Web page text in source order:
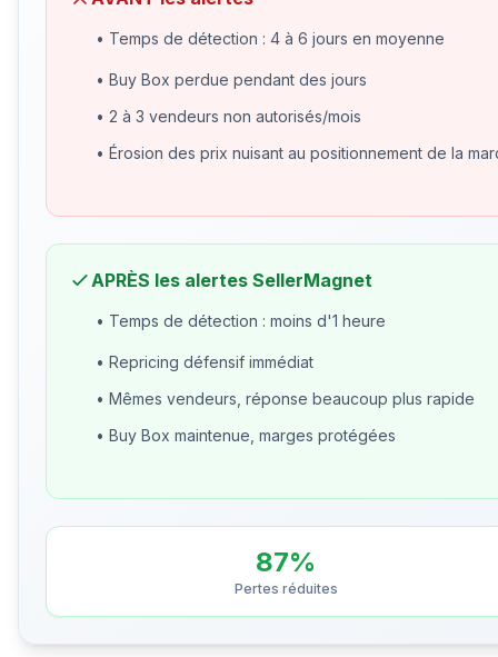
• Temps de détection : 4 à 6 jours en moyenne
• Buy Box perdue pendant des jours
• 2 à 3 vendeurs non autorisés/mois
• Érosion des prix nuisant au positionnement de la
APRÈS les alertes SellerMagnet
• Temps de détection : moins d'1 heure
• Repricing défensif immédiat
• Mêmes vendeurs, réponse beaucoup plus rapide
• Buy Box maintenue, marges protégées
87%
Pertes réduites